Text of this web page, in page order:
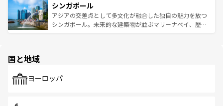
参照してほしい。
激する。気候は一年中温暖で、どの季節にも異なる楽しみ
が待っている。親しみやすいタイの人々、仏教を中心とし
た文化、そして多様な観光資源が、訪れる旅人を魅了し続
み、どこを訪れても感動するはず。観光スポットが密集し
ており、効率よく見どころを回れるのも魅力。息をのむよ
うな絶景から文化的な体験まで、香港を存分に楽しみ尽く
シンガポール
アジアの交差点として多文化が融合した独自の魅力を放つ
シンガポール。未来的な建築物が並ぶマリーナベイ、歴史
で、ホーカーズは地元の風情を楽しめる外せないスポット
国と地域
ヨーロッパ